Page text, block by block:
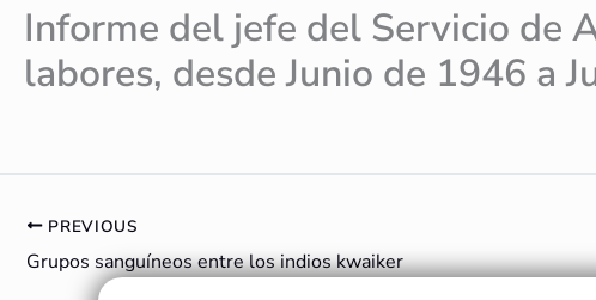
Informe del jefe del Servicio de
labores, desde Junio de 1946 a
PREVIOUS
Grupos sanguíneos entre los indios kwaiker